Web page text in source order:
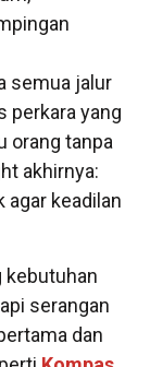
semua jalur
perkara yang
orang tanpa
akhirnya:
agar keadilan
kebutuhan
serangan
dan